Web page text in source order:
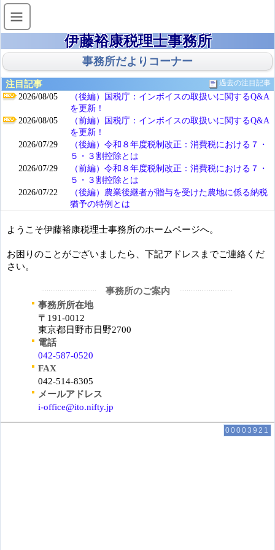
伊藤裕康税理士事務所
事務所だよりコーナー
注目記事 過去の注目記事
2026/08/05
（後編）国税庁：インボイスの取扱いに関するQ&A
を更新！
2026/08/05
（前編）国税庁：インボイスの取扱いに関するQ&A
を更新！
2026/07/29
（後編）令和８年度税制改正：消費税における７・
５・３割控除とは
2026/07/29
（前編）令和８年度税制改正：消費税における７・
５・３割控除とは
2026/07/22
（後編）農業後継者が贈与を受けた農地に係る納税
猶予の特例とは
ようこそ伊藤裕康税理士事務所のホームページへ。
お困りのことがございましたら、下記アドレスまでご連絡くだ
さい。
事務所のご案内
事務所所在地
〒191-0012
東京都日野市日野2700
電話
042-587-0520
FAX
042-514-8305
メールアドレス
i-office@ito.nifty.jp
00003921